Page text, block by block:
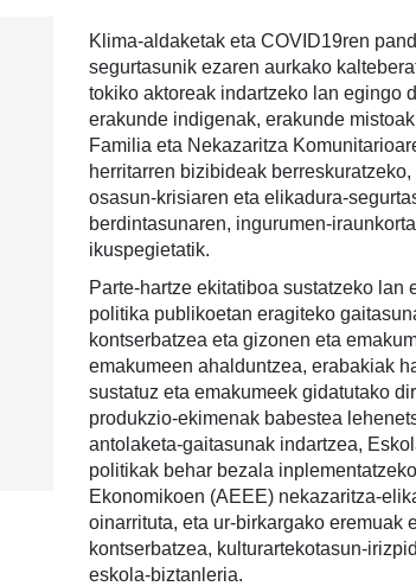
Klima-aldaketak eta COVID19ren
segurtasunik ezaren aurkako
tokiko aktoreak indartzeko lan egingo
erakunde indigenak, erakunde
Familia eta Nekazaritza
herritarren bizibideak
osasun-krisiaren eta elikadura-
berdintasunaren, ingurumen-
ikuspegietatik.
Parte-hartze ekitatiboa sustatzeko lan
politika publikoetan eragiteko
kontserbatzea eta gizonen eta
emakumeen ahalduntzea, erabakiak
sustatuz eta emakumeek gidatutako
produkzio-ekimenak babestea
antolaketa-gaitasunak indartzea,
politikak behar bezala
Ekonomikoen (AEEE) nekazaritza-
oinarrituta, eta ur-birkargako eremuak
kontserbatzea, kulturartekotasun-
eskola-biztanleria.